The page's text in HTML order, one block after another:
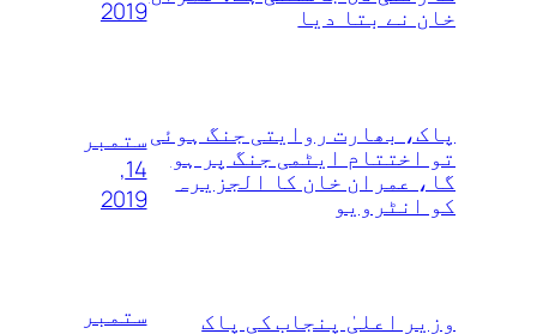
خان نے بتا دیا 2019
پاک، بھارت روایتی جنگ ہوئی
تو اختتام ایٹمی جنگ پر ہو
گا، عمران خان کا الجزیرہ
کو انٹرویو
ستمبر
14,
2019
وزیر اعلیٰ پنجاب کی پاک
ستمبر